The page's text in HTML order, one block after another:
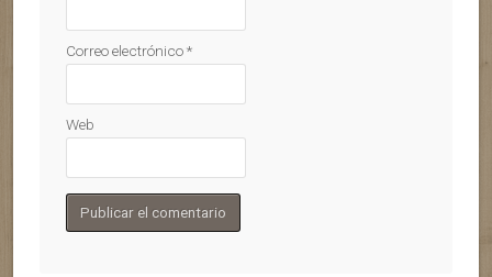
Correo electrónico*
Web